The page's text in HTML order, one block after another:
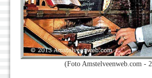
(Foto Amstelveenweb.com -